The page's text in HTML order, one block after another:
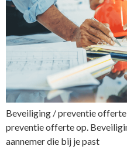
Beveiliging / preventie
preventie offerte op.
aannemer die bij je past